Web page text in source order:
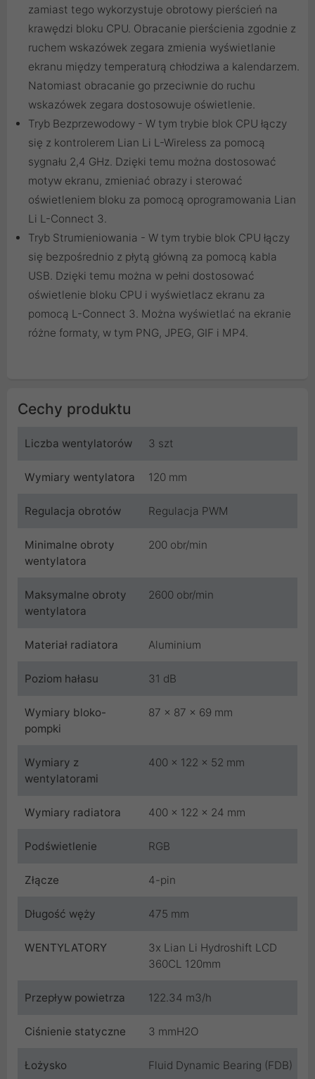
zamiast tego wykorzystuje obrotowy pierścień na
krawędzi bloku CPU. Obracanie pierścienia zgodnie z
ruchem wskazówek zegara zmienia wyświetlanie
ekranu między temperaturą chłodziwa a kalendarzem.
Natomiast obracanie go przeciwnie do ruchu
wskazówek zegara dostosowuje oświetlenie.
Tryb Bezprzewodowy - W tym trybie blok CPU łączy
się z kontrolerem Lian Li L-Wireless za pomocą
sygnału 2,4 GHz. Dzięki temu można dostosować
motyw ekranu, zmieniać obrazy i sterować
oświetleniem bloku za pomocą oprogramowania Lian
Li L-Connect 3.
Tryb Strumieniowania - W tym trybie blok CPU łączy
się bezpośrednio z płytą główną za pomocą kabla
USB. Dzięki temu można w pełni dostosować
oświetlenie bloku CPU i wyświetlacz ekranu za
pomocą L-Connect 3. Można wyświetlać na ekranie
różne formaty, w tym PNG, JPEG, GIF i MP4.
Cechy produktu
Liczba wentylatorów 3 szt
Wymiary wentylatora 120 mm
Regulacja obrotów Regulacja PWM
Minimalne obroty
wentylatora
200 obr/min
Maksymalne obroty
wentylatora
2600 obr/min
Materiał radiatora Aluminium
Poziom hałasu 31 dB
Wymiary bloko-
pompki
87 x 87 x 69 mm
Wymiary z
wentylatorami
400 x 122 x 52 mm
Wymiary radiatora 400 x 122 x 24 mm
Podświetlenie RGB
Złącze 4-pin
Długość węży 475 mm
WENTYLATORY
3x Lian Li Hydroshift LCD
360CL 120mm
Przepływ powietrza 122.34 m3/h
Ciśnienie statyczne 3 mmH2O
Łożysko Fluid Dynamic Bearing (FDB)